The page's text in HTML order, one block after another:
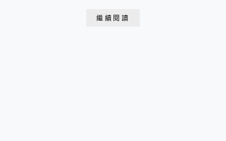
繼續閱讀